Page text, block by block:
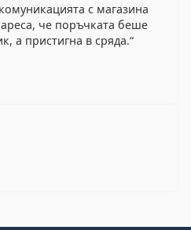
с магазина
че поръчката беше
а пристигна в сряда.